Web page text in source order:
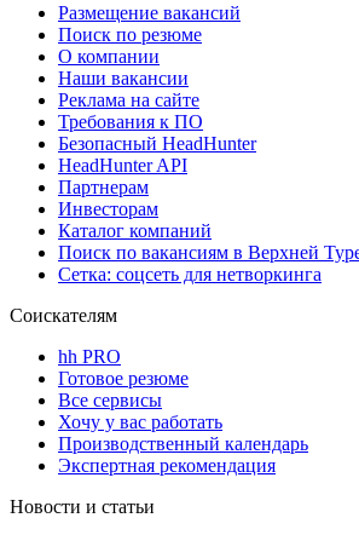
Размещение вакансий
Поиск по резюме
О компании
Наши вакансии
Реклама на сайте
Требования к ПО
Безопасный HeadHunter
HeadHunter API
Партнерам
Инвесторам
Каталог компаний
Поиск по вакансиям в Верхней
Сетка: соцсеть для нетворкинга
Соискателям
hh PRO
Готовое резюме
Все сервисы
Хочу у вас работать
Производственный календарь
Экспертная рекомендация
Новости и статьи